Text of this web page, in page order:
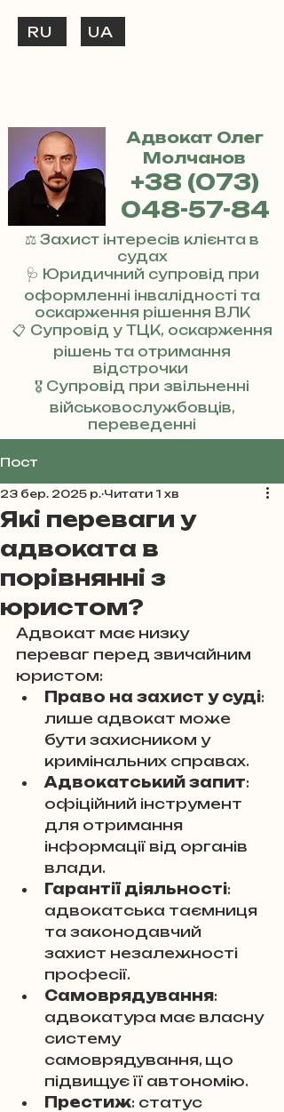
UA
RU
Адвокат Олег
Молчанов
+38 (073)
048-57-84
⚖️ Захист інтересів клієнта в
судах
🩺 Юридичний супровід при
оформленні інвалідності та
оскарження рішення ВЛК
📋 Супровід у ТЦК, оскарження
рішень та отримання
відстрочки
🎖 Супровід при звільненні
військовослужбовців,
переведенні
Реклама
Пост
Які переваги у
адвоката в
порівнянні з
юристом?
23 бер. 2025 р. Читати 1 хв
Адвокат має низку
переваг перед звичайним
юристом:
Право на захист у суді:
лише адвокат може
бути захисником у
кримінальних справах.
Адвокатський запит:
офіційний інструмент
для отримання
інформації від органів
влади.
Гарантії діяльності:
адвокатська таємниця
та законодавчий
захист незалежності
професії.
Самоврядування:
адвокатура має власну
систему
самоврядування, що
підвищує її автономію.
Престиж: статус